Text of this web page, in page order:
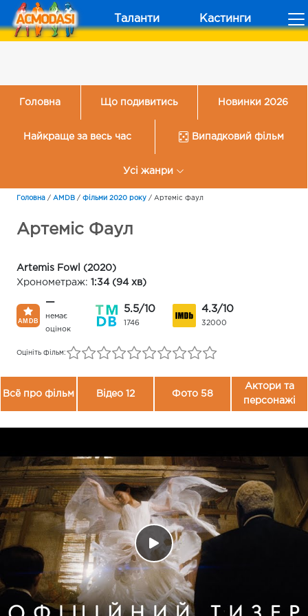
Таланти Кастинги
Головна Що подивитись Новинки 2026
Найкраще за весь час Випадковий фільм
Усі жанри
Головна / AMDB / Фільми 2020 року / Артеміс Фаул
Артеміс Фаул
Artemis Fowl (2020)
Хронометраж: 1:34 (94 хв)
—
немає
оцінок
5.5/10
1746
4.3/10
32000
Оцініть фільм:
Всё про фільм Відео 12 Фото 58
Актори та
персонажі